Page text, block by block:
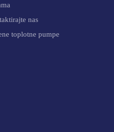
nas
toplotne pumpe